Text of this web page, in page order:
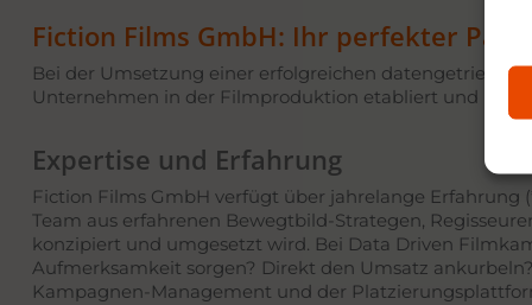
Fiction Films GmbH: Ihr perfekter
Bei der Umsetzung einer erfolgreichen
Unternehmen in der Filmproduktion etabliert und
Expertise und Erfahrung
Fiction Films GmbH verfügt über jahrelange
Team aus erfahrenen Bewegtbild-Strategen,
konzipiert und umgesetzt wird. Bei Data Driven
Aufmerksamkeit sorgen? Direkt den Umsatz
Kampagnen-Management und der